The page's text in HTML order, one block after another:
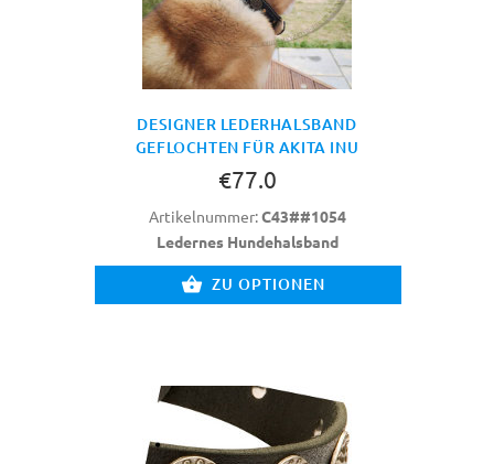
DESIGNER LEDERHALSBAND
GEFLOCHTEN FÜR AKITA INU
€77.0
Artikelnummer:C43##1054
Ledernes Hundehalsband
ZU OPTIONEN